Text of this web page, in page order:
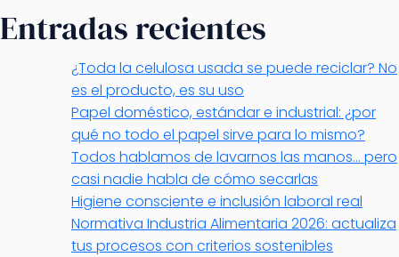
Entradas recientes
¿Toda la celulosa usada se puede reciclar? No
es el producto, es su uso
Papel doméstico, estándar e industrial: ¿por
qué no todo el papel sirve para lo mismo?
Todos hablamos de lavarnos las manos… pero
casi nadie habla de cómo secarlas
Higiene consciente e inclusión laboral real
Normativa Industria Alimentaria 2026: actualiza
tus procesos con criterios sostenibles